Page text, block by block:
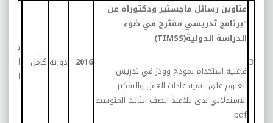
3
عناوين رسائل ماجستير ودكتوراه عن
"برنامج تدريسي مقترح في ضوء
الدراسة الدولية(TIMSS)
فاعلية استخدام نموذج وودز في تدريس
العلوم على تنمية عادات العقل والتفكير
الاستدلالي لدى تلاميذ الصف الثالث المتوسط
pdf
2016 دورية كامل
طلاب